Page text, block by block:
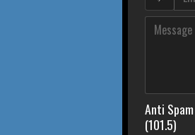
Anti
(101.5)